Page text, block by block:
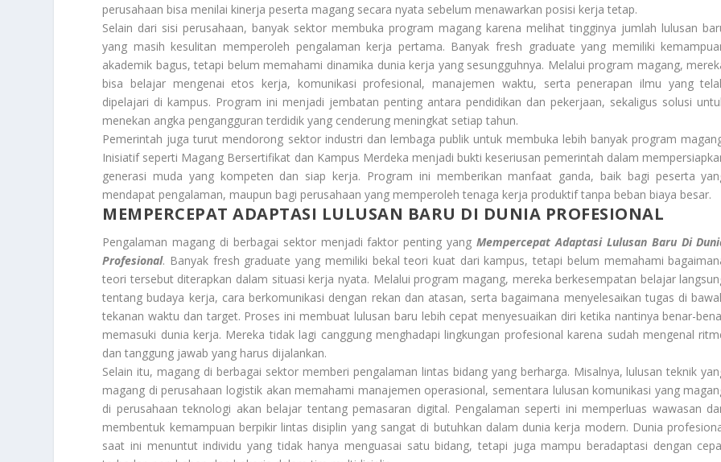
perusahaan bisa menilai kinerja peserta magang secara nyata sebelum menawarkan posisi kerja tetap.
Selain dari sisi perusahaan, banyak sektor membuka program magang karena melihat tingginya jumlah lulusan
yang masih kesulitan memperoleh pengalaman kerja pertama. Banyak fresh graduate yang memiliki
akademik bagus, tetapi belum memahami dinamika dunia kerja yang sesungguhnya. Melalui program magang,
bisa belajar mengenai etos kerja, komunikasi profesional, manajemen waktu, serta penerapan ilmu yang
dipelajari di kampus. Program ini menjadi jembatan penting antara pendidikan dan pekerjaan, sekaligus solusi
menekan angka pengangguran terdidik yang cenderung meningkat setiap tahun.
Pemerintah juga turut mendorong sektor industri dan lembaga publik untuk membuka lebih banyak program
Inisiatif seperti Magang Bersertifikat dan Kampus Merdeka menjadi bukti keseriusan pemerintah dalam
generasi muda yang kompeten dan siap kerja. Program ini memberikan manfaat ganda, baik bagi peserta
mendapat pengalaman, maupun bagi perusahaan yang memperoleh tenaga kerja produktif tanpa beban biaya besar.
MEMPERCEPAT ADAPTASI LULUSAN BARU DI DUNIA PROFESIONAL
Pengalaman magang di berbagai sektor menjadi faktor penting yangMempercepat Adaptasi Lulusan Baru Di
Profesional. Banyak fresh graduate yang memiliki bekal teori kuat dari kampus, tetapi belum memahami
teori tersebut diterapkan dalam situasi kerja nyata. Melalui program magang, mereka berkesempatan belajar
tentang budaya kerja, cara berkomunikasi dengan rekan dan atasan, serta bagaimana menyelesaikan tugas di
tekanan waktu dan target. Proses ini membuat lulusan baru lebih cepat menyesuaikan diri ketika nantinya benar-
memasuki dunia kerja. Mereka tidak lagi canggung menghadapi lingkungan profesional karena sudah mengenal
dan tanggung jawab yang harus dijalankan.
Selain itu, magang di berbagai sektor memberi pengalaman lintas bidang yang berharga. Misalnya, lulusan teknik
magang di perusahaan logistik akan memahami manajemen operasional, sementara lulusan komunikasi yang
di perusahaan teknologi akan belajar tentang pemasaran digital. Pengalaman seperti ini memperluas wawasan
membentuk kemampuan berpikir lintas disiplin yang sangat di butuhkan dalam dunia kerja modern. Dunia
saat ini menuntut individu yang tidak hanya menguasai satu bidang, tetapi juga mampu beradaptasi dengan